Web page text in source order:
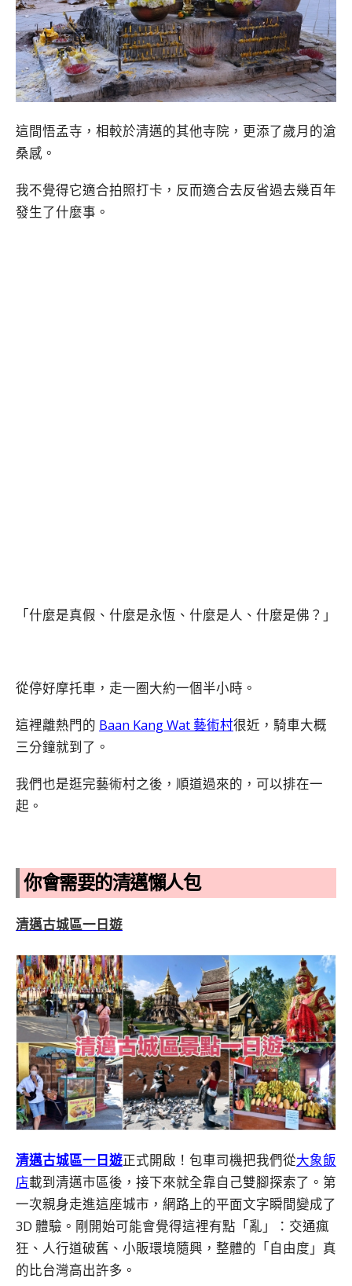
這間悟孟寺，相較於清邁的其他寺院，更添了歲月的滄
桑感。
我不覺得它適合拍照打卡，反而適合去反省過去幾百年
發生了什麼事。
「什麼是真假、什麼是永恆、什麼是人、什麼是佛？」
從停好摩托車，走一圈大約一個半小時。
這裡離熱門的 Baan Kang Wat 藝術村很近，騎車大概
三分鐘就到了。
我們也是逛完藝術村之後，順道過來的，可以排在一
起。
你會需要的清邁懶人包
清邁古城區一日遊
清邁古城區一日遊正式開啟！包車司機把我們從大象飯
店載到清邁市區後，接下來就全靠自己雙腳探索了。第
一次親身走進這座城市，網路上的平面文字瞬間變成了
3D 體驗。剛開始可能會覺得這裡有點「亂」：交通瘋
狂、人行道破舊、小販環境隨興，整體的「自由度」真
的比台灣高出許多。